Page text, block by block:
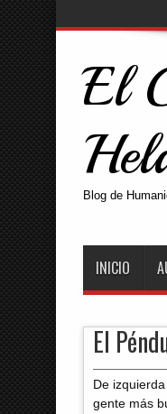
El
Blog de
INICIO
El
De
gente más